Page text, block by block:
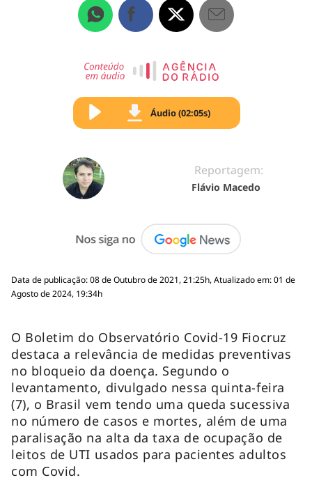
Áudio (02:05s)
Reportagem:
Flávio Macedo
Data de publicação: 08 de Outubro de 2021, 21:25h, Atualizado em: 01 de
Agosto de 2024, 19:34h
O Boletim do Observatório Covid-19 Fiocruz
destaca a relevância de medidas preventivas
no bloqueio da doença. Segundo o
levantamento, divulgado nessa quinta-feira
(7), o Brasil vem tendo uma queda sucessiva
no número de casos e mortes, além de uma
paralisação na alta da taxa de ocupação de
leitos de UTI usados para pacientes adultos
com Covid.